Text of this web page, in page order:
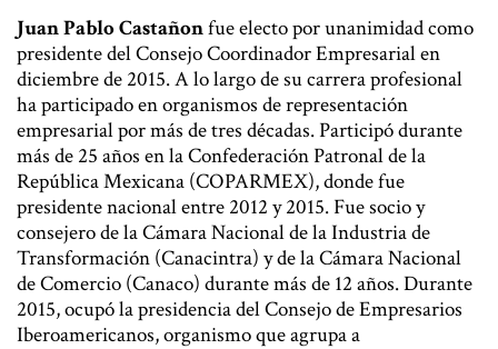
Juan Pablo Castañonfue electo por unanimidad como
presidente del Consejo Coordinador Empresarial en
diciembre de 2015. A lo largo de su carrera profesional
ha participado en organismos de representación
empresarial por más de tres décadas. Participó durante
más de 25 años en la Confederación Patronal de la
República Mexicana (COPARMEX), donde fue
presidente nacional entre 2012 y 2015. Fue socio y
consejero de la Cámara Nacional de la Industria de
Transformación (Canacintra) y de la Cámara Nacional
de Comercio (Canaco) durante más de 12 años. Durante
2015, ocupó la presidencia del Consejo de Empresarios
Iberoamericanos, organismo que agrupa a